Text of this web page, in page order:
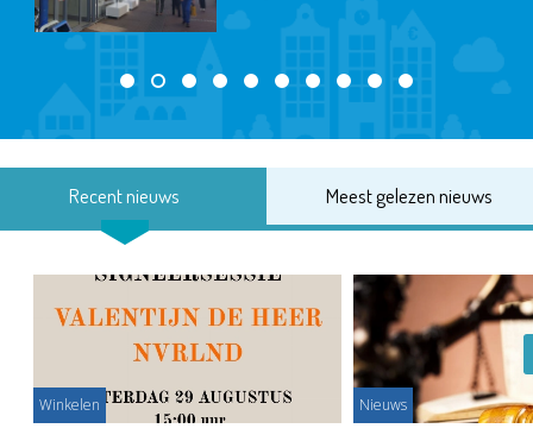
Recent nieuws Meest gelezen nieuws
Winkelen Nieuws